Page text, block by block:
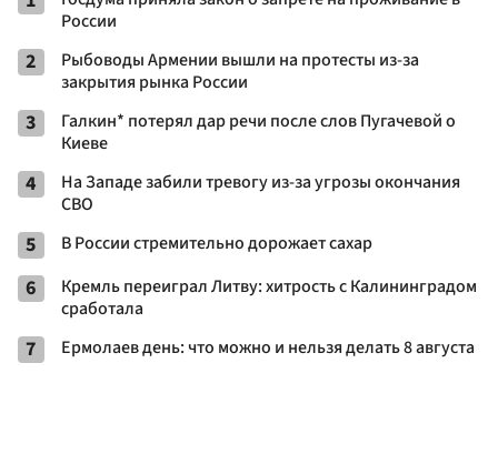
России
2
Рыбоводы Армении вышли на протесты из-за
закрытия рынка России
3
Галкин* потерял дар речи после слов Пугачевой о
Киеве
4
На Западе забили тревогу из-за угрозы окончания
СВО
5 В России стремительно дорожает сахар
6
Кремль переиграл Литву: хитрость с Калининградом
сработала
7 Ермолаев день: что можно и нельзя делать 8 августа